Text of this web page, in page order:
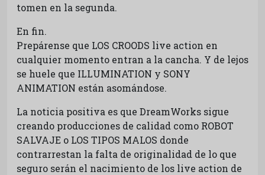
tomen en la segunda.
En fin.
Prepárense que LOS CROODS live action en
cualquier momento entran a la cancha. Y de lejos
se huele que ILLUMINATION y SONY
ANIMATION están asomándose.
La noticia positiva es que DreamWorks sigue
creando producciones de calidad como ROBOT
SALVAJE o LOS TIPOS MALOS donde
contrarrestan la falta de originalidad de lo que
seguro serán el nacimiento de los live action de